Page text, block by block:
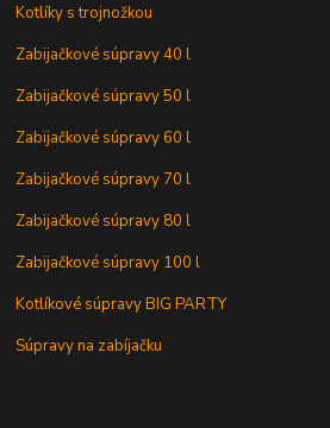
Kotlíky s trojnožkou
Zabijačkové súpravy 40 l
Zabijačkové súpravy 50 l
Zabijačkové súpravy 60 l
Zabijačkové súpravy 70 l
Zabijačkové súpravy 80 l
Zabijačkové súpravy 100 l
Kotlíkové súpravy BIG PARTY
Súpravy na zabíjačku